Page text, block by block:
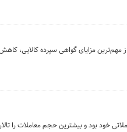
مهم‌ترین مزایای گواهی سپرده کالایی،